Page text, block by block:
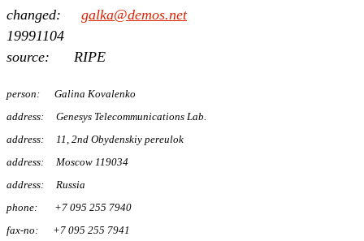
changed: galka@demos.net
19991104
source: RIPE
person: Galina Kovalenko
address: Genesys Telecommunications Lab.
address: 11, 2nd Obydenskiy pereulok
address: Moscow 119034
address: Russia
phone: +7 095 255 7940
fax-no: +7 095 255 7941